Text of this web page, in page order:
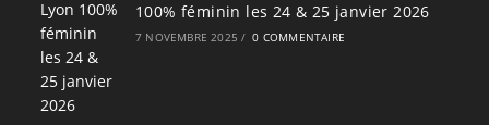
100% féminin les 24 & 25 janvier 2026
7 NOVEMBRE 2025 / 0 COMMENTAIRE